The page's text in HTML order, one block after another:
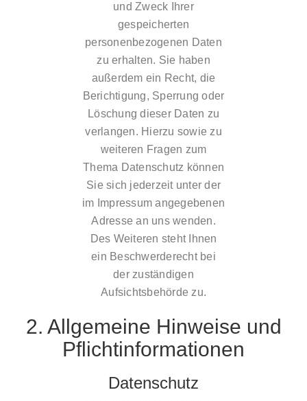
und Zweck Ihrer
gespeicherten
personenbezogenen Daten
zu erhalten. Sie haben
außerdem ein Recht, die
Berichtigung, Sperrung oder
Löschung dieser Daten zu
verlangen. Hierzu sowie zu
weiteren Fragen zum
Thema Datenschutz können
Sie sich jederzeit unter der
im Impressum angegebenen
Adresse an uns wenden.
Des Weiteren steht Ihnen
ein Beschwerderecht bei
der zuständigen
Aufsichtsbehörde zu.
2. Allgemeine Hinweise und
Pflichtinformationen
Datenschutz